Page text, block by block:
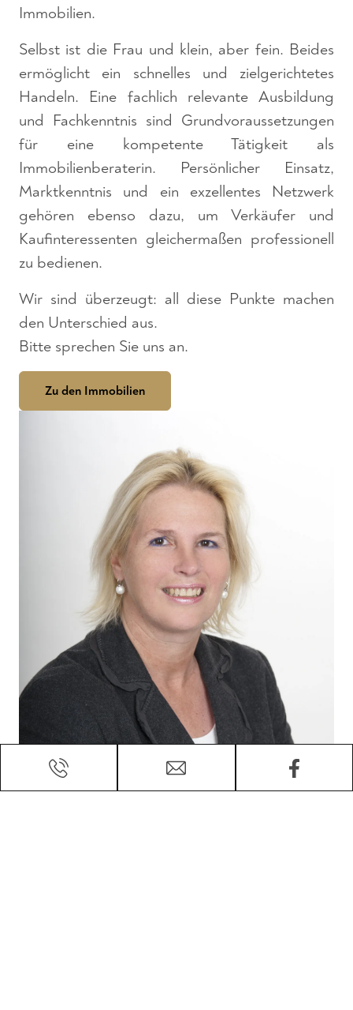
Immobilien.
Selbst ist die Frau und klein, aber fein. Beides
ermöglicht ein schnelles und zielgerichtetes
Handeln. Eine fachlich relevante Ausbildung
und Fachkenntnis sind Grundvoraussetzungen
für eine kompetente Tätigkeit als
Immobilienberaterin. Persönlicher Einsatz,
Marktkenntnis und ein exzellentes Netzwerk
gehören ebenso dazu, um Verkäufer und
Kaufinteressenten gleichermaßen professionell
zu bedienen.
Wir sind überzeugt: all diese Punkte machen
den Unterschied aus.
Bitte sprechen Sie uns an.
Zu den Immobilien